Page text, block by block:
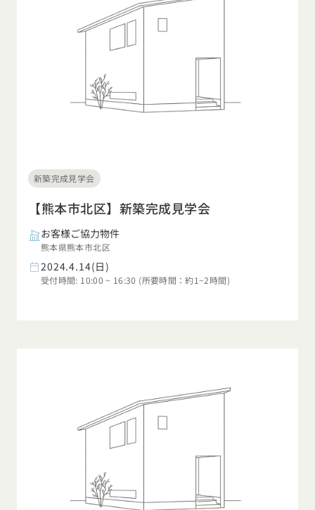
新築完成見学会
【熊本市北区】新築完成見学会
お客様ご協力物件
熊本県熊本市北区
2024.4.14(日)
受付時間: 10:00 ~ 16:30 (所要時間：約1~2時間)